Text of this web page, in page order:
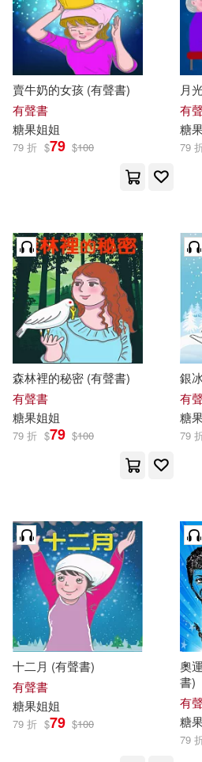
賣牛奶的女孩 (有聲書)
有聲書
糖果姐姐
79 折 $79 $100
月
有
糖
79
森林裡的秘密 (有聲書)
有聲書
糖果姐姐
79 折 $79 $100
銀
有
糖
79
十二月 (有聲書)
有聲書
糖果姐姐
79 折 $79 $100
奧
書)
有
糖
79